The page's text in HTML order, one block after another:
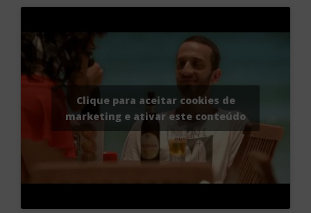
Clique para aceitar cookies de
marketing e ativar este conteúdo